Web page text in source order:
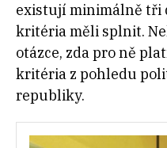
existují minimálně tři
kritéria měli splnit.
otázce, zda pro ně
kritéria z pohledu
republiky.